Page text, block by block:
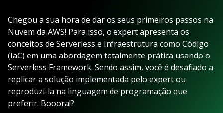
Chegou a sua hora de dar os seus primeiros passos na
Nuvem da AWS! Para isso, o expert apresenta os
conceitos de Serverless e Infraestrutura como Código
(IaC) em uma abordagem totalmente prática usando o
Serverless Framework. Sendo assim, você é desafiado a
replicar a solução implementada pelo expert ou
reproduzi-la na linguagem de programação que
preferir. Booora!?